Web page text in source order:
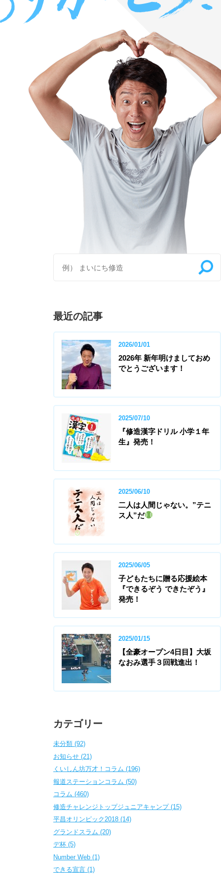
最近の記事
2026/01/01
2026年 新年明けましておめ
でとうございます！
2025/07/10
『修造漢字ドリル 小学１年
生』発売！
2025/06/10
二人は人間じゃない。”テニ
ス人”だ
2025/06/05
子どもたちに贈る応援絵本
『できるぞう できたぞう』
発売！
2025/01/15
【全豪オープン4日目】大坂
なおみ選手３回戦進出！
カテゴリー
未分類 (92)
お知らせ (21)
くいしん坊万才！コラム (196)
報道ステーションコラム (50)
コラム (460)
修造チャレンジトップジュニアキャンプ (15)
平昌オリンピック2018 (14)
グランドスラム (20)
デ杯 (5)
Number Web (1)
できる宣言 (1)